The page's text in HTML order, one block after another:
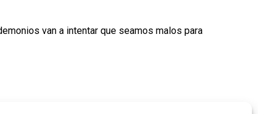
van a intentar que seamos malos para